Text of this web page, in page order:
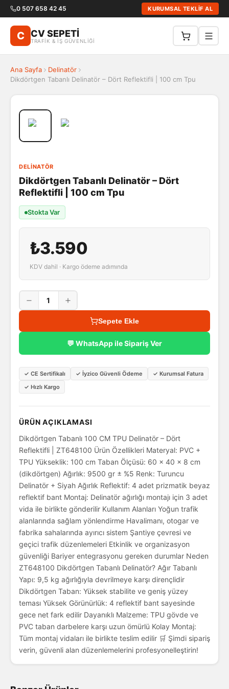
0 507 658 42 45 KURUMSAL TEKLİF AL
C CV SEPETİ
TRAFİK & İŞ GÜVENLİĞİ
Ana Sayfa
Delinatör
Dikdörtgen Tabanlı Delinatör – Dört Reflektifli | 100 cm Tpu
DELINATÖR
Dikdörtgen Tabanlı Delinatör – Dört
Reflektifli | 100 cm Tpu
Stokta Var
₺3.590
KDV dahil · Kargo ödeme adımında
1
Sepete Ekle
💬 WhatsApp ile Sipariş Ver
✓ CE Sertifikalı ✓ İyzico Güvenli Ödeme ✓ Kurumsal Fatura
✓ Hızlı Kargo
ÜRÜN AÇIKLAMASI
Dikdörtgen Tabanlı 100 CM TPU Delinatör – Dört
Reflektifli | ZT648100 Ürün Özellikleri Materyal: PVC +
TPU Yükseklik: 100 cm Taban Ölçüsü: 60 × 40 × 8 cm
(dikdörtgen) Ağırlık: 9500 gr ± %5 Renk: Turuncu
Delinatör + Siyah Ağırlık Reflektif: 4 adet prizmatik beyaz
reflektif bant Montaj: Delinatör ağırlığı montajı için 3 adet
vida ile birlikte gönderilir Kullanım Alanları Yoğun trafik
alanlarında sağlam yönlendirme Havalimanı, otogar ve
fabrika sahalarında ayırıcı sistem Şantiye çevresi ve
geçici trafik düzenlemeleri Etkinlik ve organizasyon
güvenliği Bariyer entegrasyonu gereken durumlar Neden
ZT648100 Dikdörtgen Tabanlı Delinatör? Ağır Tabanlı
Yapı: 9,5 kg ağırlığıyla devrilmeye karşı dirençlidir
Dikdörtgen Taban: Yüksek stabilite ve geniş yüzey
teması Yüksek Görünürlük: 4 reflektif bant sayesinde
gece net fark edilir Dayanıklı Malzeme: TPU gövde ve
PVC taban darbelere karşı uzun ömürlü Kolay Montaj:
Tüm montaj vidaları ile birlikte teslim edilir 🛒 Şimdi sipariş
verin, güvenli alan düzenlemelerini profesyonelleştirin!